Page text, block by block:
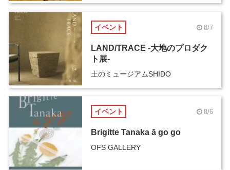
イベント 8/7
LAND/TRACE -大地のプロダク
ト展-
土のミュージアムSHIDO
イベント 8/6
Brigitte Tanaka ā go go
OFS GALLERY